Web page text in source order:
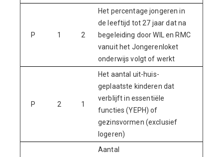
P 1 2
Het percentage jongeren in
de leeftijd tot 27 jaar dat na
begeleiding door WIL en RMC
vanuit het Jongerenloket
onderwijs volgt of werkt
P 2 1
Het aantal uit-huis-
geplaatste kinderen dat
verblijft in essentiële
functies (YEPH) of
gezinsvormen (exclusief
logeren)
Aantal